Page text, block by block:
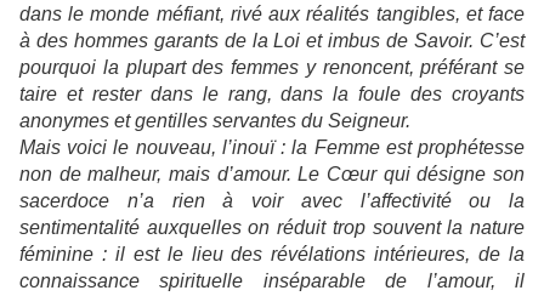
dans le monde méfiant, rivé aux réalités tangibles, et face
à des hommes garants de la Loi et imbus de Savoir. C’est
pourquoi la plupart des femmes y renoncent, préférant se
taire et rester dans le rang, dans la foule des croyants
anonymes et gentilles servantes du Seigneur.
Mais voici le nouveau, l’inouï : la Femme est prophétesse
non de malheur, mais d’amour. Le Cœur qui désigne son
sacerdoce n’a rien à voir avec l’affectivité ou la
sentimentalité auxquelles on réduit trop souvent la nature
féminine : il est le lieu des révélations intérieures, de la
connaissance spirituelle inséparable de l’amour, il